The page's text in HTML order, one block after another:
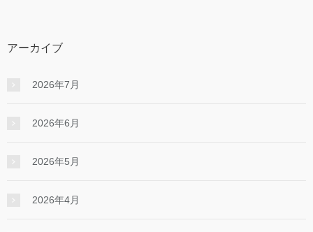
アーカイブ
2026年7月
2026年6月
2026年5月
2026年4月